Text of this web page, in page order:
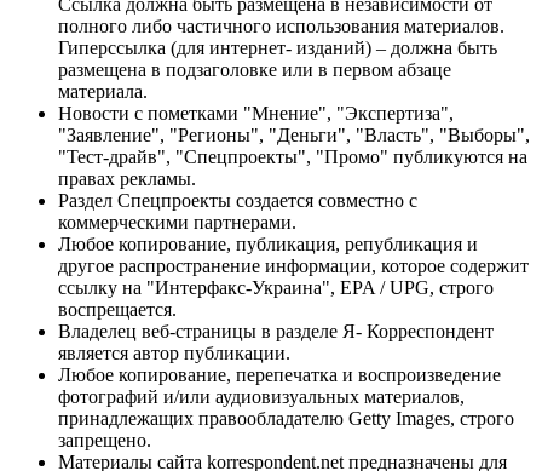
полного либо частичного использования материалов.
Гиперссылка (для интернет- изданий) – должна быть
размещена в подзаголовке или в первом абзаце
материала.
Новости с пометками "Мнение", "Экспертиза",
"Заявление", "Регионы", "Деньги", "Власть", "Выборы",
"Тест-драйв", "Спецпроекты", "Промо" публикуются на
правах рекламы.
Раздел Спецпроекты создается совместно с
коммерческими партнерами.
Любое копирование, публикация, републикация и
другое распространение информации, которое содержит
ссылку на "Интерфакс-Украина", EPA / UPG, строго
воспрещается.
Владелец веб-страницы в разделе Я- Корреспондент
является автор публикации.
Любое копирование, перепечатка и воспроизведение
фотографий и/или аудиовизуальных материалов,
принадлежащих правообладателю Getty Images, строго
запрещено.
Материалы сайта korrespondent.net предназначены для